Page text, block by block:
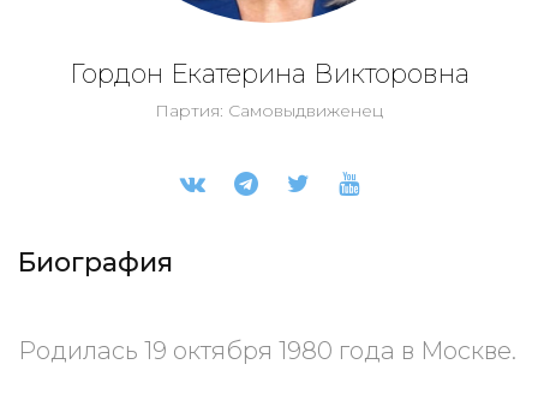
Гордон Екатерина Викторовна
Партия: Самовыдвиженец
Биография
Родилась 19 октября 1980 года в Москве.